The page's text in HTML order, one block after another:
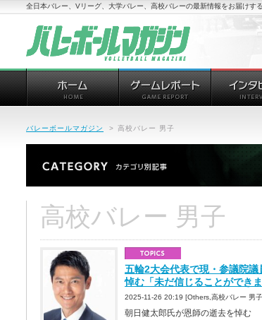
全日本バレー、Vリーグ、大学バレー、高校バレーの最新情報をお届けす
バレーボールマガジン > 高校バレー 男子
高校バレー 男子
五輪2大会代表で現・参議院
悼む「未だ信じることができま
2025-11-26 20:19 [Others,高校バレー 男
朝日健太郎氏が恩師の逝去を悼む